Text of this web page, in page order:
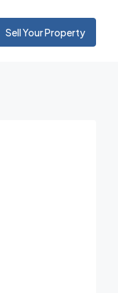
Sell Your Property